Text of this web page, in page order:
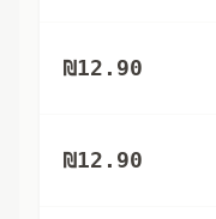
₪12.90
₪12.90